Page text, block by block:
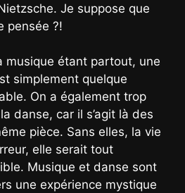
Je suppose que
pensée ?!
musique étant partout, une
simplement quelque
On a également trop
danse, car il s’agit là des
pièce. Sans elles, la vie
elle serait tout
Musique et danse sont
une expérience mystique